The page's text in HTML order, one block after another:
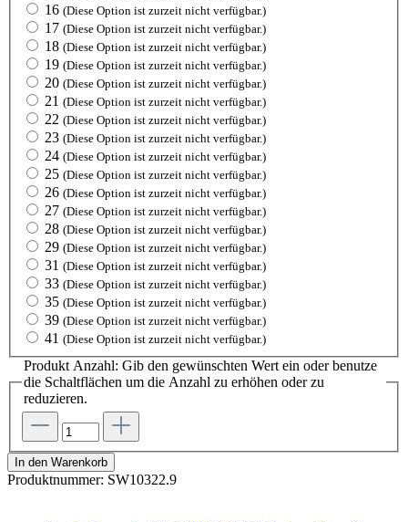
16 (Diese Option ist zurzeit nicht verfügbar.)
17 (Diese Option ist zurzeit nicht verfügbar.)
18 (Diese Option ist zurzeit nicht verfügbar.)
19 (Diese Option ist zurzeit nicht verfügbar.)
20 (Diese Option ist zurzeit nicht verfügbar.)
21 (Diese Option ist zurzeit nicht verfügbar.)
22 (Diese Option ist zurzeit nicht verfügbar.)
23 (Diese Option ist zurzeit nicht verfügbar.)
24 (Diese Option ist zurzeit nicht verfügbar.)
25 (Diese Option ist zurzeit nicht verfügbar.)
26 (Diese Option ist zurzeit nicht verfügbar.)
27 (Diese Option ist zurzeit nicht verfügbar.)
28 (Diese Option ist zurzeit nicht verfügbar.)
29 (Diese Option ist zurzeit nicht verfügbar.)
31 (Diese Option ist zurzeit nicht verfügbar.)
33 (Diese Option ist zurzeit nicht verfügbar.)
35 (Diese Option ist zurzeit nicht verfügbar.)
39 (Diese Option ist zurzeit nicht verfügbar.)
41 (Diese Option ist zurzeit nicht verfügbar.)
Produkt Anzahl: Gib den gewünschten Wert ein oder benutze
die Schaltflächen um die Anzahl zu erhöhen oder zu
reduzieren.
In den Warenkorb
Produktnummer: SW10322.9